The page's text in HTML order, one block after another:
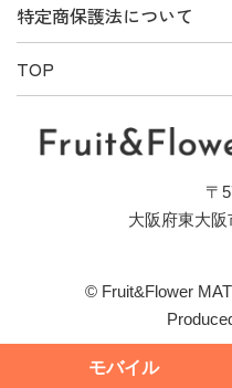
特定商保護法について
TOP
〒
大阪府東大
© Fruit&Flower
モバイル